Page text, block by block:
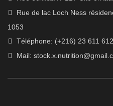
Rue de lac Loch Ness
1053
Téléphone: (+216) 23 611 612
Mail: